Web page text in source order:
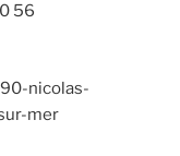
56
nicolas-
mer